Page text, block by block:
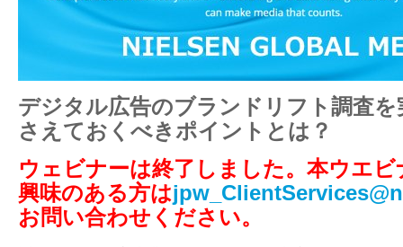
デジタル広告のブランドリフト調査
さ えておくべきポイントとは？
ウェビナーは終了しました。本ウエ
興味のある方は
お問い合わせください。